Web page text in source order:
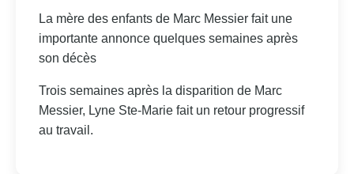
La mère des enfants de Marc Messier fait une
importante annonce quelques semaines après
son décès
Trois semaines après la disparition de Marc
Messier, Lyne Ste-Marie fait un retour progressif
au travail.